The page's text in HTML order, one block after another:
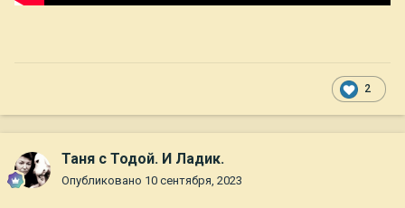
2
Таня с Тодой. И Ладик.
Опубликовано 10 сентября, 2023